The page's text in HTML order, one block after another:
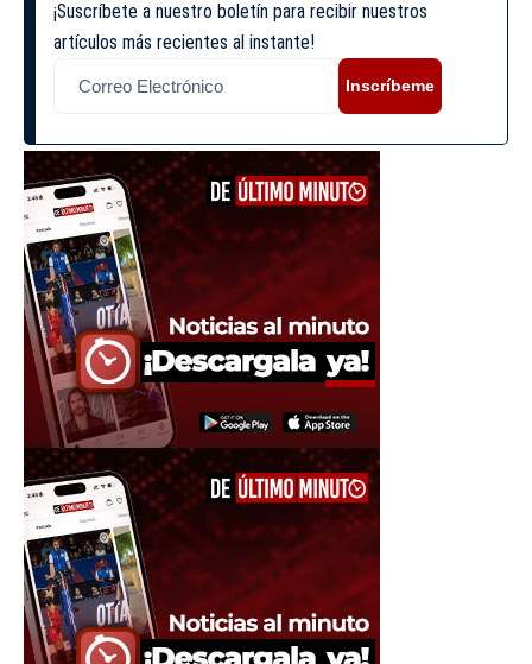
¡Suscríbete a nuestro boletín para recibir nuestros
artículos más recientes al instante!
Inscríbeme